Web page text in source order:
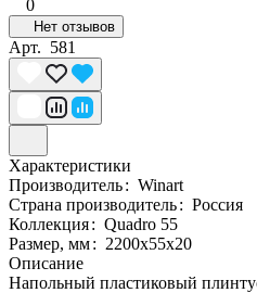
0
Нет отзывов
Арт. 581
Характеристики
Производитель: Winart
Страна производитель: Россия
Коллекция: Quadro 55
Размер, мм: 2200x55x20
Описание
Напольный пластиковый